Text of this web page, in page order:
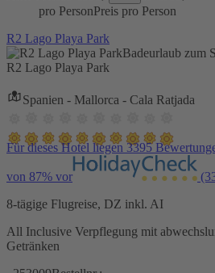
pro PersonPreis pro Person
R2 Lago Playa Park
Badeurlaub zum
R2 Lago Playa Park
Spanien - Mallorca - Cala Ratjada
Für dieses Hotel liegen 3395
von 87% vor
8-tägige Flugreise, DZ inkl. AI
All Inclusive Verpflegung mit
Getränken